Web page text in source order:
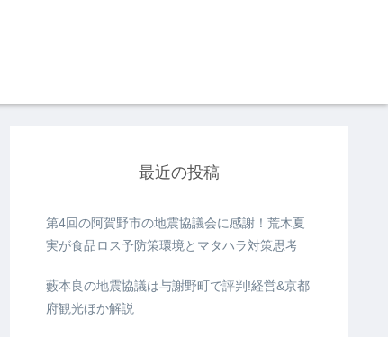
最近の投稿
第4回の阿賀野市の地震協議会に感謝！荒木夏
実が食品ロス予防策環境とマタハラ対策思考
藪本良の地震協議は与謝野町で評判!経営&京都
府観光ほか解説